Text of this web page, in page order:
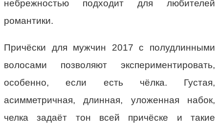
небрежностью подходит для любителей
романтики.
Причёски для мужчин 2017 с полудлинными
волосами позволяют экспериментировать,
особенно, если есть чёлка. Густая,
асимметричная, длинная, уложенная набок,
челка задаёт тон всей причёске и такие